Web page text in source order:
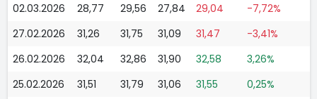
02.03.2026
28,77 29,56 27,84 29,04
-7,72%
27.02.2026
31,26 31,75 31,09 31,47
-3,41%
26.02.2026
32,04 32,86 31,90 32,58
3,26%
25.02.2026
31,51 31,79 31,06 31,55
0,25%